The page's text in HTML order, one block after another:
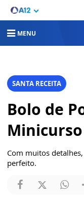
MENU
SANTA RECEITA
Bolo de
Com muitos
perfeito.